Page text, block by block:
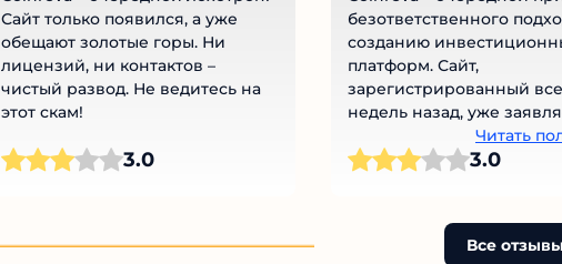
Сайт только появился, а уже
обещают золотые горы. Ни
лицензий, ни контактов –
чистый развод. Не ведитесь на
этот скам!
3.0
безответственного
созданию
платформ. Сайт,
зарегистрированный
недель назад, уже
выпуске криптовалютной
и предлагает заманчивые
компании, лицензий и
контактных данных
Читать
3.0
Все отзывы